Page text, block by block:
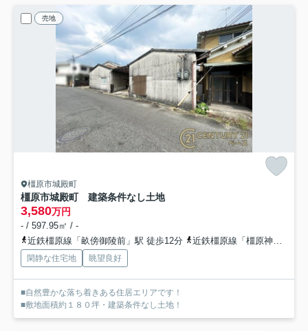
売地
橿原市城殿町
橿原市城殿町 建築条件なし土地
3,580万円
- / 597.95㎡ / -
近鉄橿原線「畝傍御陵前」駅 徒歩12分
近鉄橿原線「橿原神宮前」駅 徒歩22分
閑静な住宅地 眺望良好
■自然豊かな落ち着きある住居エリアです！
■敷地面積約１８０坪・建築条件なし土地！